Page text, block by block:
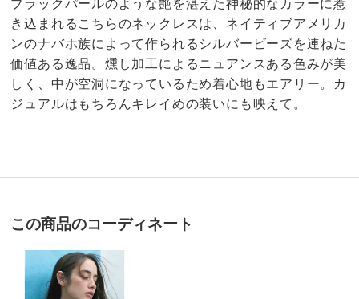
ブラックパールのような艶を湛えた神秘的なカラーに惹
き込まれるこちらのネックレスは、ネイティブアメリカ
ンのナバホ族によって作られるシルバービーズを連ねた
価値ある逸品。燻し加工によるニュアンスある色みが美
しく、中が空洞になっているため着心地もエアリー。カ
ジュアルはもちろんキレイめの装いにも映えて。
商品名・特徴
≪8mm・40cm・25g≫ Atelier Mallet/アトリエマレッ
ト ナバホパール ネックレス
この商品のコーディネート